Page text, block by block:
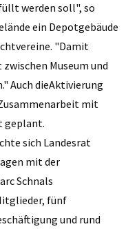
werden soll", so
ein Depotgebäude
"Damit
Museum und
Auch dieAktivierung
mit
geplant.
sich Landesrat
mit der
Schnals
fünf
und rund